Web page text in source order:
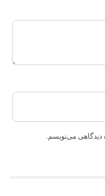
دیدگاهی می‌نویسم.